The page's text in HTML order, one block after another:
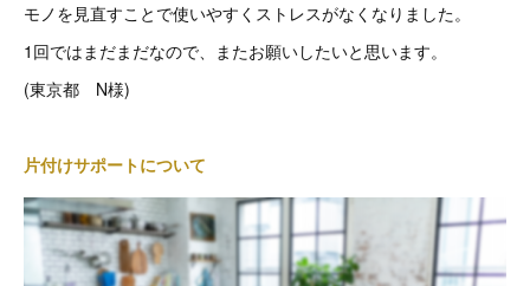
モノを見直すことで使いやすくストレスがなくなりました。
1回ではまだまだなので、またお願いしたいと思います。
(東京都 N様)
片付けサポートについて